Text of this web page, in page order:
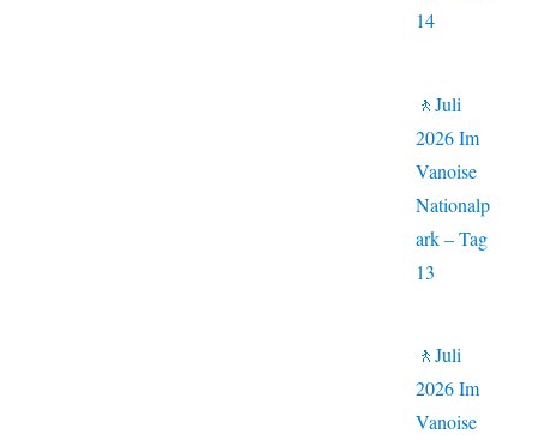
14
🚶Juli
2026 Im
Vanoise
Nationalp
ark – Tag
13
🚶Juli
2026 Im
Vanoise